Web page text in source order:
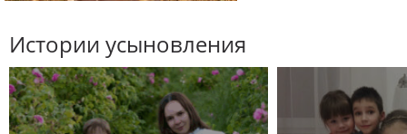
Истории усыновления